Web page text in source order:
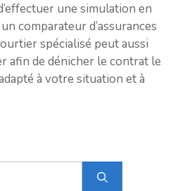
une simulation en
comparateur d’assurances
spécialisé peut aussi
afin de dénicher le contrat le
à votre situation et à